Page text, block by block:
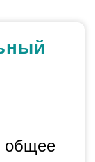
общее